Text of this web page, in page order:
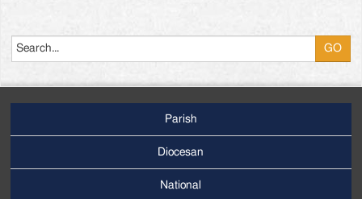
Menu
Parish
Diocesan
National